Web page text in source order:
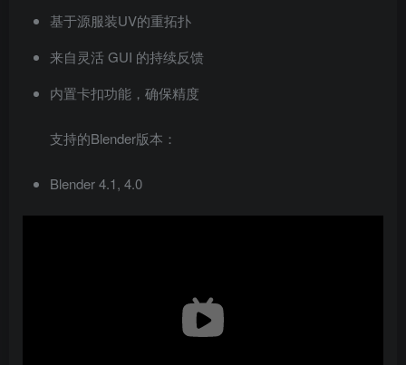
基于源服装UV的重拓扑
来自灵活 GUI 的持续反馈
内置卡扣功能，确保精度
支持的Blender版本：
Blender 4.1, 4.0